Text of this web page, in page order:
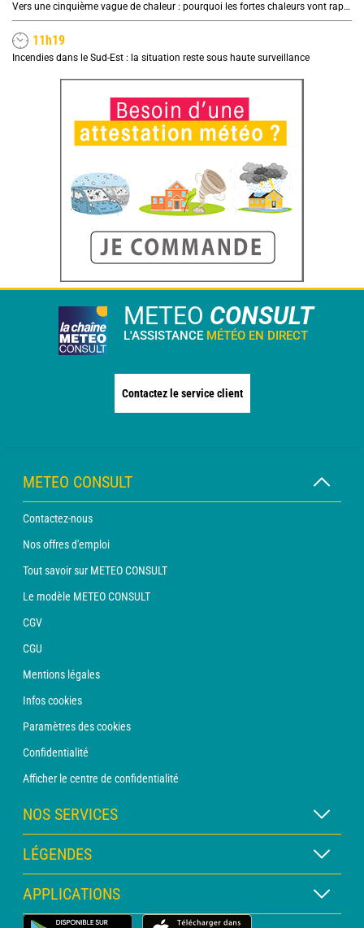
Vers une cinquième vague de chaleur : pourquoi les fortes chaleurs vont rapidement revenir en France
11h19
Incendies dans le Sud-Est : la situation reste sous haute surveillance
METEO CONSULT
L'ASSISTANCE MÉTÉO EN DIRECT
Contactez le service client
METEO CONSULT
Contactez-nous
Nos offres d'emploi
Tout savoir sur METEO CONSULT
Le modèle METEO CONSULT
CGV
CGU
Mentions légales
Infos cookies
Paramètres des cookies
Confidentialité
Afficher le centre de confidentialité
NOS SERVICES
Abonnement METEO Xpert
Abonnement METEO PRO
Consultation avec un prévisionniste
LÉGENDES
Légende des cartes
Légende des pictogrammes
APPLICATIONS